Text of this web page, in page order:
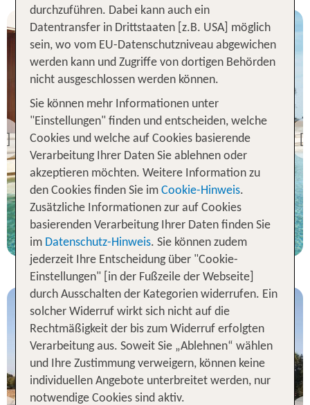
Previous
Zakynthos
OLEA ALL SUITE HOTEL
91 % Weiterempfehlung
1 Nacht, ÜF, JS
p.P. ab 147 €
Zakynthos
Elegance Luxury
durchzuführen. Dabei kann auch ein
Datentransfer in Drittstaaten [z.B. USA] möglich
sein, wo vom EU-Datenschutzniveau abgewichen
werden kann und Zugriffe von dortigen Behörden
nicht ausgeschlossen werden können.
Sie können mehr Informationen unter
"Einstellungen" finden und entscheiden, welche
Cookies und welche auf Cookies basierende
Verarbeitung Ihrer Daten Sie ablehnen oder
akzeptieren möchten. Weitere Information zu
den Cookies finden Sie im Cookie-Hinweis.
Zusätzliche Informationen zur auf Cookies
basierenden Verarbeitung Ihrer Daten finden Sie
im Datenschutz-Hinweis. Sie können zudem
jederzeit Ihre Entscheidung über "Cookie-
Einstellungen" [in der Fußzeile der Webseite]
durch Ausschalten der Kategorien widerrufen. Ein
solcher Widerruf wirkt sich nicht auf die
Rechtmäßigkeit der bis zum Widerruf erfolgten
Verarbeitung aus. Soweit Sie „Ablehnen“ wählen
und Ihre Zustimmung verweigern, können keine
individuellen Angebote unterbreitet werden, nur
notwendige Cookies sind aktiv.